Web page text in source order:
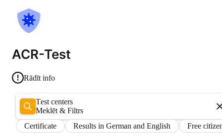
ACR-Test
Rādīt info
Test centers
Meklēt & Filtrs
Certificate
Results in German and English Free